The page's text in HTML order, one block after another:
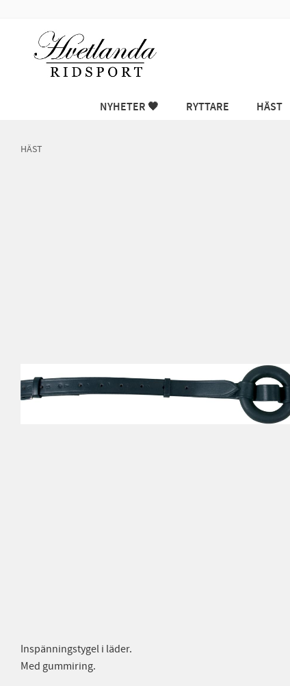
NYHETER 🖤 RYTTARE HÄST
HÄST
Inspänningstygel i läder.
Med gummiring.